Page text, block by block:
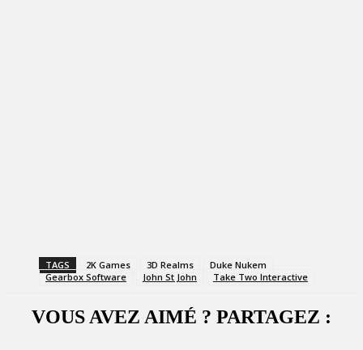
TAGS 2K Games 3D Realms
Duke Nukem
Gearbox Software
John St John Take Two Interactive
VOUS AVEZ AIMÉ ? PARTAGEZ :